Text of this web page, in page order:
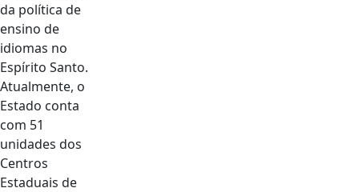
da política de
ensino de
idiomas no
Espírito Santo.
Atualmente, o
Estado conta
com 51
unidades dos
Centros
Estaduais de